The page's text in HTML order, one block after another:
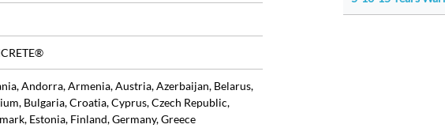
Andorra, Armenia, Austria, Azerbaijan, Belarus,
Bulgaria, Croatia, Cyprus, Czech Republic,
Estonia, Finland, Germany, Greece